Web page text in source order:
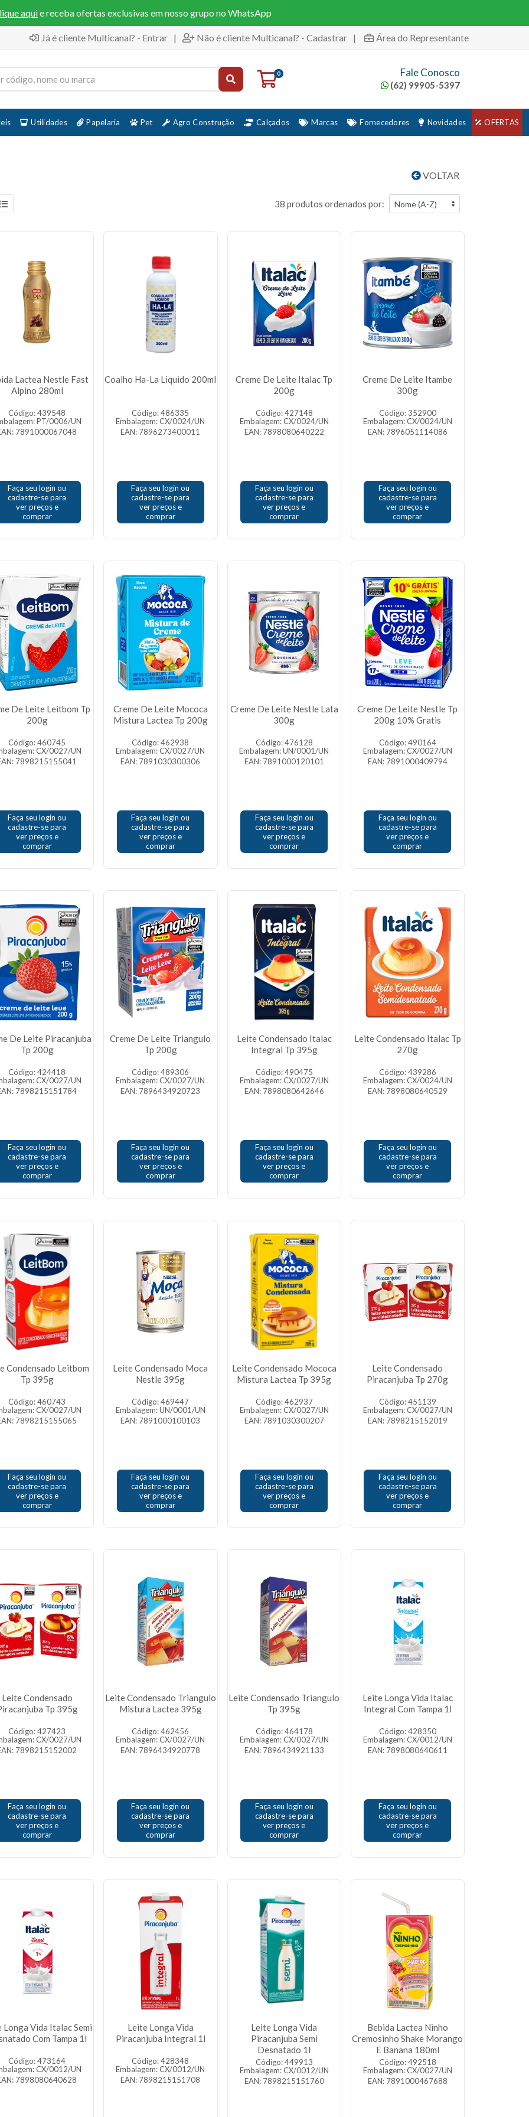
aquie receba ofertas exclusivas em nosso grupo no WhatsApp
Já é cliente Multicanal? - Entrar | Não é cliente Multicanal? - Cadastrar | Área do Representante
0 Fale Conosco
(62) 99905-5397
Utilidades Papelaria Pet Agro Construção Calçados Marcas Fornecedores Novidades OFERTAS
VOLTAR
38 produtos ordenados por:
Lactea Nestle Fast
Alpino 280ml
Código: 439548
PT/0006/UN
7891000067048
Faça seu login ou
cadastre-se para
ver preços e
comprar
Coalho Ha-La Liquido 200ml
Código: 486335
Embalagem: CX/0024/UN
EAN: 7896273400011
Faça seu login ou
cadastre-se para
ver preços e
comprar
Creme De Leite Italac Tp
200g
Código: 427148
Embalagem: CX/0024/UN
EAN: 7898080640222
Faça seu login ou
cadastre-se para
ver preços e
comprar
Creme De Leite Itambe
300g
Código: 352900
Embalagem: CX/0024/UN
EAN: 7896051114086
Faça seu login ou
cadastre-se para
ver preços e
comprar
De Leite Leitbom Tp
200g
Código: 460745
CX/0027/UN
7898215155041
Faça seu login ou
cadastre-se para
ver preços e
comprar
Creme De Leite Mococa
Mistura Lactea Tp 200g
Código: 462938
Embalagem: CX/0027/UN
EAN: 7891030300306
Faça seu login ou
cadastre-se para
ver preços e
comprar
Creme De Leite Nestle Lata
300g
Código: 476128
Embalagem: UN/0001/UN
EAN: 7891000120101
Faça seu login ou
cadastre-se para
ver preços e
comprar
Creme De Leite Nestle Tp
200g 10% Gratis
Código: 490164
Embalagem: CX/0027/UN
EAN: 7891000409794
Faça seu login ou
cadastre-se para
ver preços e
comprar
De Leite Piracanjuba
Tp 200g
Código: 424418
CX/0027/UN
7898215151784
Faça seu login ou
cadastre-se para
ver preços e
comprar
Creme De Leite Triangulo
Tp 200g
Código: 489306
Embalagem: CX/0027/UN
EAN: 7896434920723
Faça seu login ou
cadastre-se para
ver preços e
comprar
Leite Condensado Italac
Integral Tp 395g
Código: 490475
Embalagem: CX/0027/UN
EAN: 7898080642646
Faça seu login ou
cadastre-se para
ver preços e
comprar
Leite Condensado Italac Tp
270g
Código: 439286
Embalagem: CX/0024/UN
EAN: 7898080640529
Faça seu login ou
cadastre-se para
ver preços e
comprar
Condensado Leitbom
Tp 395g
Código: 460743
CX/0027/UN
7898215155065
Faça seu login ou
cadastre-se para
ver preços e
comprar
Leite Condensado Moca
Nestle 395g
Código: 469447
Embalagem: UN/0001/UN
EAN: 7891000100103
Faça seu login ou
cadastre-se para
ver preços e
comprar
Leite Condensado Mococa
Mistura Lactea Tp 395g
Código: 462937
Embalagem: CX/0027/UN
EAN: 7891030300207
Faça seu login ou
cadastre-se para
ver preços e
comprar
Leite Condensado
Piracanjuba Tp 270g
Código: 451139
Embalagem: CX/0027/UN
EAN: 7898215152019
Faça seu login ou
cadastre-se para
ver preços e
comprar
Leite Condensado
Tp 395g
Código: 427423
CX/0027/UN
7898215152002
Faça seu login ou
cadastre-se para
ver preços e
comprar
Leite Condensado Triangulo
Mistura Lactea 395g
Código: 462456
Embalagem: CX/0027/UN
EAN: 7896434920778
Faça seu login ou
cadastre-se para
ver preços e
comprar
Leite Condensado Triangulo
Tp 395g
Código: 464178
Embalagem: CX/0027/UN
EAN: 7896434921133
Faça seu login ou
cadastre-se para
ver preços e
comprar
Leite Longa Vida Italac
Integral Com Tampa 1l
Código: 428350
Embalagem: CX/0012/UN
EAN: 7898080640611
Faça seu login ou
cadastre-se para
ver preços e
comprar
Longa Vida Italac Semi
Com Tampa 1l
Código: 473164
CX/0012/UN
7898080640628
Leite Longa Vida
Piracanjuba Integral 1l
Código: 428348
Embalagem: CX/0012/UN
EAN: 7898215151708
Leite Longa Vida
Piracanjuba Semi
Desnatado 1l
Código: 449913
Embalagem: CX/0012/UN
EAN: 7898215151760
Bebida Lactea Ninho
Cremosinho Shake Morango
E Banana 180ml
Código: 492518
Embalagem: CX/0027/UN
EAN: 7891000467688